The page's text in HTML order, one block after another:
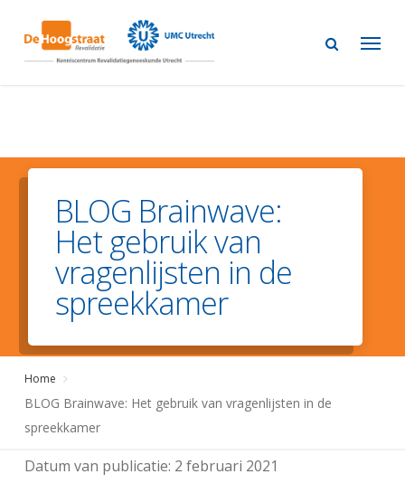
main
BLOG Brainwave:
Het gebruik van
vragenlijsten in de
spreekkamer
Home
BLOG Brainwave: Het gebruik van vragenlijsten in de
spreekkamer
Datum van publicatie: 2 februari 2021